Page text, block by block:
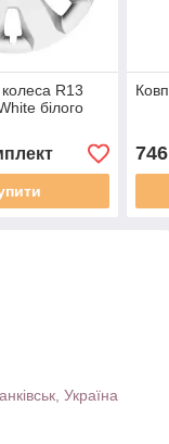
R13
білого
746
Україна